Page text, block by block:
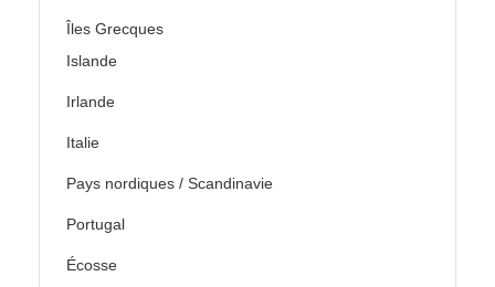
Îles Grecques
Islande
Irlande
Italie
Pays nordiques / Scandinavie
Portugal
Écosse